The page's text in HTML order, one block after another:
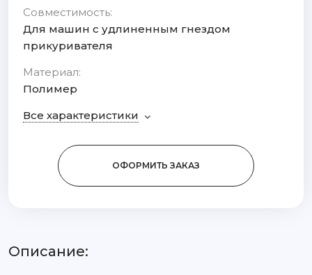
Совместимость:
Для машин с удлиненным гнездом
прикуривателя
Материал:
Полимер
Все характеристики
ОФОРМИТЬ ЗАКАЗ
Описание: